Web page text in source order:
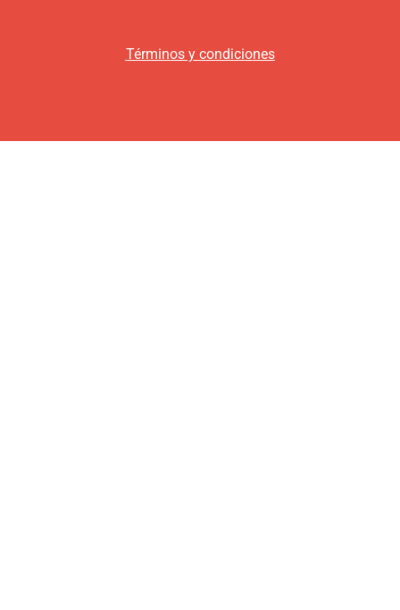
Términos y condiciones